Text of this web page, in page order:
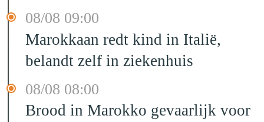
08/08 09:00
Marokkaan redt kind in Italië,
belandt zelf in ziekenhuis
08/08 08:00
Brood in Marokko gevaarlijk voor